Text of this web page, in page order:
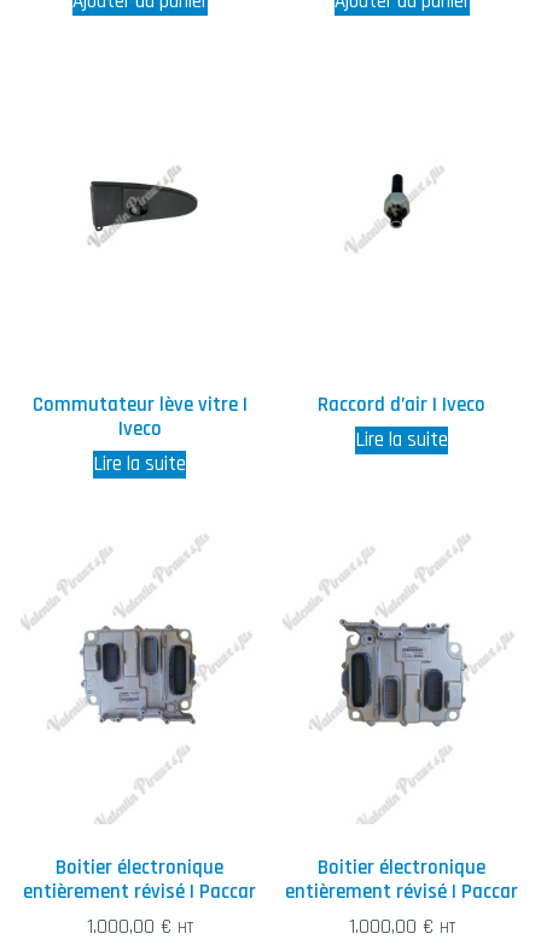
Commutateur lève vitre |
Iveco
Lire la suite
Raccord d’air | Iveco
Lire la suite
Boitier électronique
entièrement révisé | Paccar
1.000,00 € HT
Boitier électronique
entièrement révisé | Paccar
1.000,00 € HT